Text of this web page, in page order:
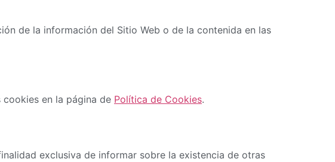
de la información del Sitio Web o de la contenida en las
en la página de Política de Cookies.
exclusiva de informar sobre la existencia de otras